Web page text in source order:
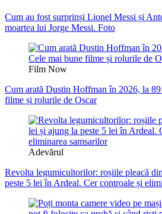
Cum au fost surprinși Lionel Messi și
moartea lui Jorge Messi. Foto
Film Now
Cum arată Dustin Hoffman în 2026, la
filme și rolurile de Oscar
Adevărul
Revolta legumicultorilor: roșiile pleacă
peste 5 lei în Ardeal. Cer controale și